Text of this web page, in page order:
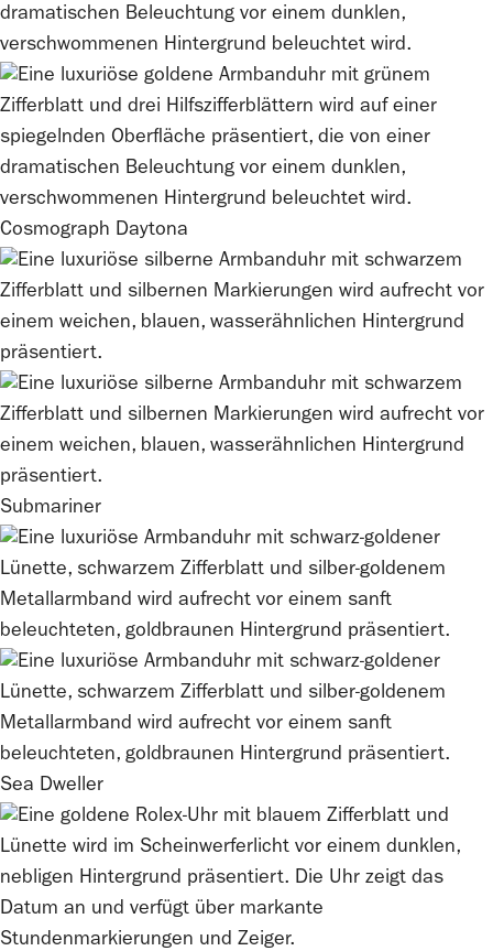
Cosmograph Daytona
Submariner
Sea Dweller